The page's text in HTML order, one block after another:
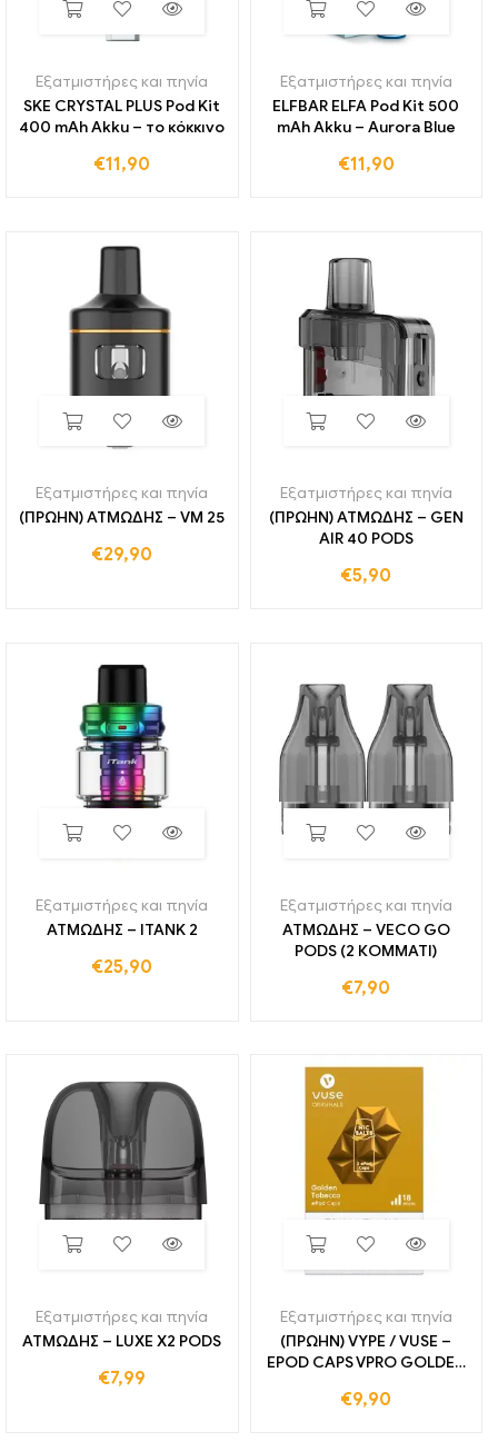
Εξατμιστήρες και πηνία
SKE CRYSTAL PLUS Pod Kit
400 mAh Akku – το κόκκινο
€11,90
Εξατμιστήρες και πηνία
ELFBAR ELFA Pod Kit 500
mAh Akku – Aurora Blue
€11,90
Εξατμιστήρες και πηνία
(ΠΡΩΗΝ) ΑΤΜΩΔΗΣ – VM 25
€29,90
Εξατμιστήρες και πηνία
(ΠΡΩΗΝ) ΑΤΜΩΔΗΣ – GEN
AIR 40 PODS
€5,90
Εξατμιστήρες και πηνία
ΑΤΜΩΔΗΣ – ITANK 2
€25,90
Εξατμιστήρες και πηνία
ΑΤΜΩΔΗΣ – VECO GO
PODS (2 ΚΟΜΜΑΤΙ)
€7,90
Εξατμιστήρες και πηνία
ΑΤΜΩΔΗΣ – LUXE X2 PODS
€7,99
Εξατμιστήρες και πηνία
(ΠΡΩΗΝ) VYPE / VUSE –
EPOD CAPS VPRO GOLDEN
€9,90